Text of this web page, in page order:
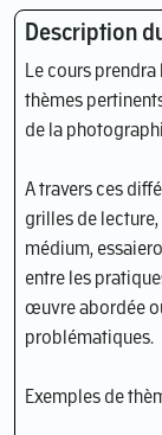
Description
Le cours
thèmes
de la
A travers ces
grilles de
médium,
entre les
œuvre abordée
problématiques.
Exemples de